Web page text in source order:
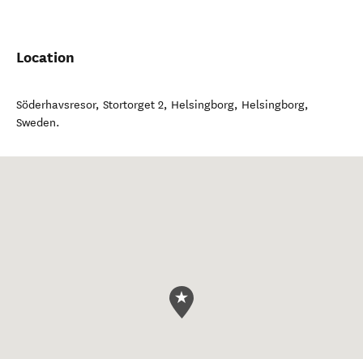
Location
Söderhavsresor, Stortorget 2, Helsingborg, Helsingborg,
Sweden.